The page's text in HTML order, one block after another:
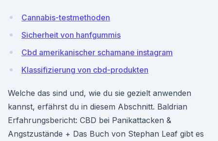
Cannabis-testmethoden
Sicherheit von hanfgummis
Cbd amerikanischer schamane instagram
Klassifizierung von cbd-produkten
Welche das sind und, wie du sie gezielt anwenden
kannst, erfährst du in diesem Abschnitt. Baldrian
Erfahrungsbericht: CBD bei Panikattacken &
Angstzustände + Das Buch von Stephan Leaf gibt es